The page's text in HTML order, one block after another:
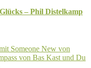
– Phil Distelkamp